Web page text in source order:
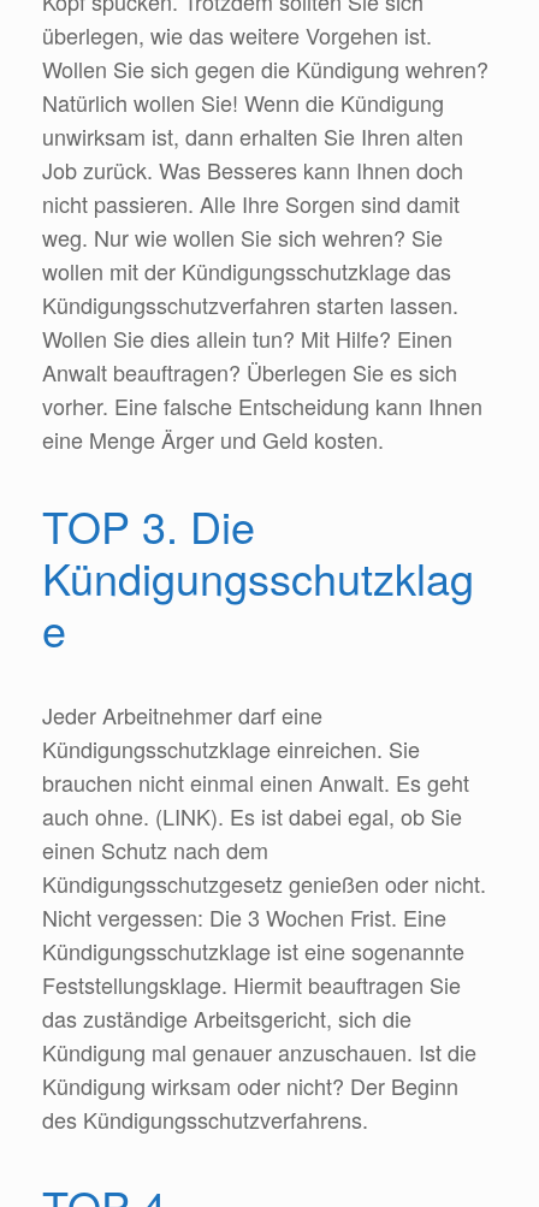
überlegen, wie das weitere Vorgehen ist.
Wollen Sie sich gegen die Kündigung wehren?
Natürlich wollen Sie! Wenn die Kündigung
unwirksam ist, dann erhalten Sie Ihren alten
Job zurück. Was Besseres kann Ihnen doch
nicht passieren. Alle Ihre Sorgen sind damit
weg. Nur wie wollen Sie sich wehren? Sie
wollen mit der Kündigungsschutzklage das
Kündigungsschutzverfahren starten lassen.
Wollen Sie dies allein tun? Mit Hilfe? Einen
Anwalt beauftragen? Überlegen Sie es sich
vorher. Eine falsche Entscheidung kann Ihnen
eine Menge Ärger und Geld kosten.
TOP 3. Die
Kündigungsschutzklag
e
Jeder Arbeitnehmer darf eine
Kündigungsschutzklage einreichen. Sie
brauchen nicht einmal einen Anwalt. Es geht
auch ohne. (LINK). Es ist dabei egal, ob Sie
einen Schutz nach dem
Kündigungsschutzgesetz genießen oder nicht.
Nicht vergessen: Die 3 Wochen Frist. Eine
Kündigungsschutzklage ist eine sogenannte
Feststellungsklage. Hiermit beauftragen Sie
das zuständige Arbeitsgericht, sich die
Kündigung mal genauer anzuschauen. Ist die
Kündigung wirksam oder nicht? Der Beginn
des Kündigungsschutzverfahrens.